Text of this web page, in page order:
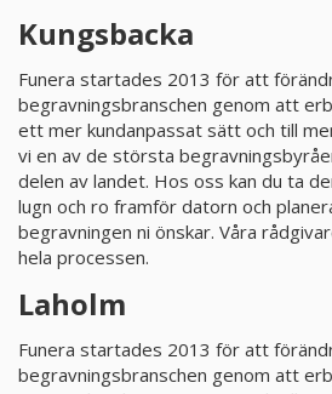
OM FUNERA
KONTAKTA OSS
LIVESTREAMING
KUNDTJÄNST
Kungsbacka
Funera startades 2013 för att
begravningsbranschen genom att
ett mer kundanpassat sätt och till
vi en av de största
delen av landet. Hos oss kan du ta
lugn och ro framför datorn och
begravningen ni önskar. Våra
hela processen.
Laholm
Funera startades 2013 för att
begravningsbranschen genom att